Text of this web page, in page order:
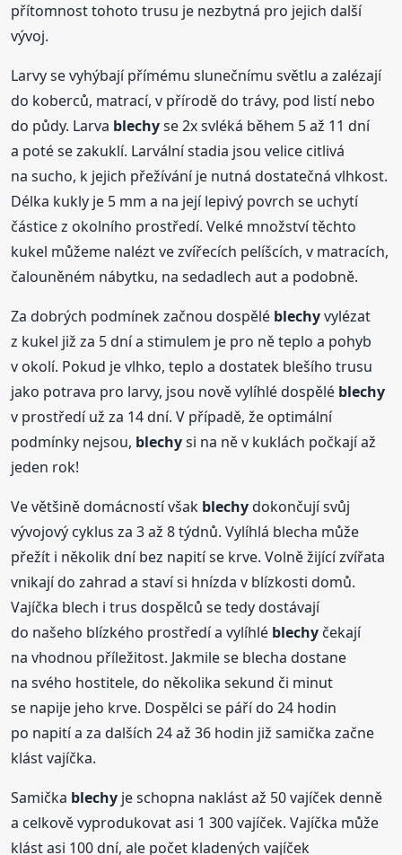
přítomnost tohoto trusu je nezbytná pro jejich další
vývoj.
Larvy se vyhýbají přímému slunečnímu světlu a zalézají
do koberců, matrací, v přírodě do trávy, pod listí nebo
do půdy. Larva blechyse 2x svléká během 5 až 11 dní
a poté se zakuklí. Larvální stadia jsou velice citlivá
na sucho, k jejich přežívání je nutná dostatečná vlhkost.
Délka kukly je 5 mm a na její lepivý povrch se uchytí
částice z okolního prostředí. Velké množství těchto
kukel můžeme nalézt ve zvířecích pelíšcích, v matracích,
čalouněném nábytku, na sedadlech aut a podobně.
Za dobrých podmínek začnou dospělé blechyvylézat
z kukel již za 5 dní a stimulem je pro ně teplo a pohyb
v okolí. Pokud je vlhko, teplo a dostatek blešího trusu
jako potrava pro larvy, jsou nově vylíhlé dospělé blechy
v prostředí už za 14 dní. V případě, že optimální
podmínky nejsou, blechysi na ně v kuklách počkají až
jeden rok!
Ve většině domácností však blechydokončují svůj
vývojový cyklus za 3 až 8 týdnů. Vylíhlá blecha může
přežít i několik dní bez napití se krve. Volně žijící zvířata
vnikají do zahrad a staví si hnízda v blízkosti domů.
Vajíčka blech i trus dospělců se tedy dostávají
do našeho blízkého prostředí a vylíhlé blechy čekají
na vhodnou příležitost. Jakmile se blecha dostane
na svého hostitele, do několika sekund či minut
se napije jeho krve. Dospělci se páří do 24 hodin
po napití a za dalších 24 až 36 hodin již samička začne
klást vajíčka.
Samička blechy je schopna naklást až 50 vajíček denně
a celkově vyprodukovat asi 1 300 vajíček. Vajíčka může
klást asi 100 dní, ale počet kladených vajíček